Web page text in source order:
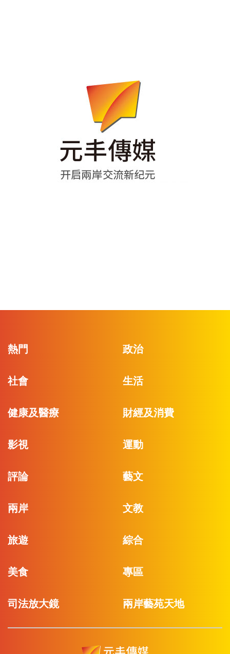
熱門 政治
社會 生活
健康及醫療 財經及消費
影視 運動
評論 藝文
兩岸 文教
旅遊 綜合
美食 專區
司法放大鏡 兩岸藝苑天地